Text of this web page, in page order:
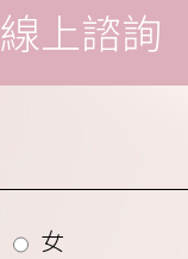
線上諮詢
女